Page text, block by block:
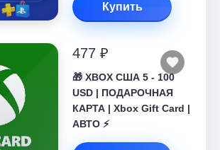
Купить
477 ₽
🎁 XBOX США 5 - 100
USD | ПОДАРОЧНАЯ
КАРТА | Xbox Gift Card |
АВТО ⚡